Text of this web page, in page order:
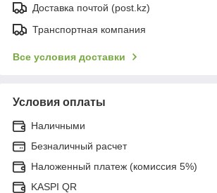
Доставка почтой (post.kz)
Транспортная компания
Все условия доставки
Условия оплаты
Наличными
Безналичный расчет
Наложенный платеж (комиссия 5%)
KASPI QR